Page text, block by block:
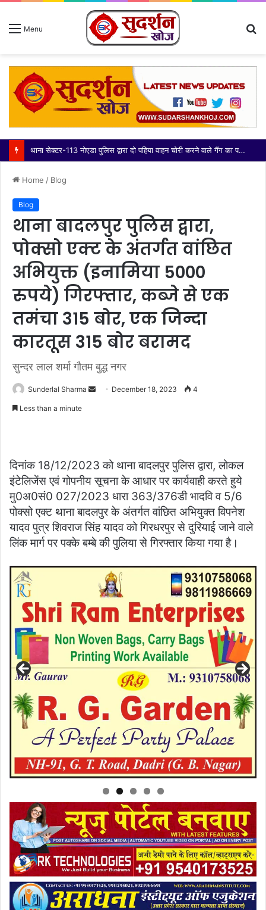
Menu
थाना सेक्टर-113 नोएडा पुलिस द्वारा दो पहिया वाहन चोरी करने वाले गैंग का पर्दाफाश करते हुए 03 अभियुक्त गिरफ्तार, कब्जे/निशादेही से चोरी की 14 मोटरसाइकिल, घटना में प्रयुक्त 01 मोटरसाइकिल व 01 अवैध चाकू बरामद
Home / Blog
Blog
थाना बादलपुर पुलिस द्वारा,
पोक्सो एक्ट के अंतर्गत वांछित
अभियुक्त (इनामिया 5000
रुपये) गिरफ्तार, कब्जे से एक
तमंचा 315 बोर, एक जिन्दा
कारतूस 315 बोर बरामद
सुन्दर लाल शर्मा गौतम बुद्ध नगर
Sunderlal Sharma
Send December 18, 2023 4
Less than a minute
दिनांक 18/12/2023 को थाना बादलपुर पुलिस द्वारा, लोकल
इंटेलिजेंस एवं गोपनीय सूचना के आधार पर कार्यवाही करते हुये
मु0अ0सं0 027/2023 धारा 363/376डी भादवि व 5/6
पोक्सो एक्ट थाना बादलपुर के अंतर्गत वांछित अभियुक्त विपनेश
यादव पुत्र शिवराज सिंह यादव को गिरधरपुर से दुरियाई जाने वाले
लिंक मार्ग पर पक्के बम्बे की पुलिया से गिरफ्तार किया गया है।